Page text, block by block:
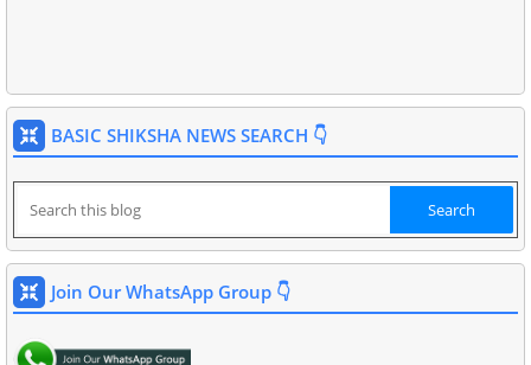
BASIC SHIKSHA NEWS SEARCH 👇
Join Our WhatsApp Group 👇